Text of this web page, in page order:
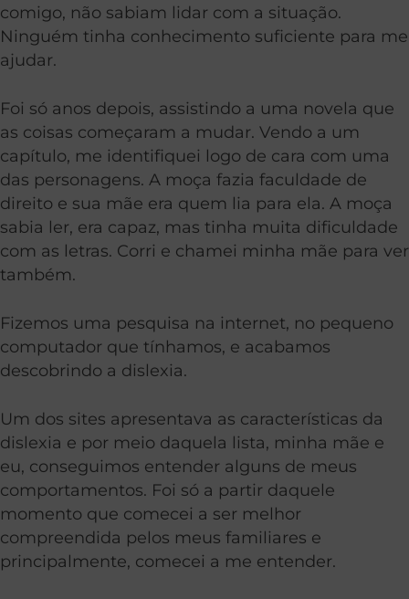
comigo, não sabiam lidar com a situação.
Ninguém tinha conhecimento suficiente para me
ajudar.
Foi só anos depois, assistindo a uma novela que
as coisas começaram a mudar. Vendo a um
capítulo, me identifiquei logo de cara com uma
das personagens. A moça fazia faculdade de
direito e sua mãe era quem lia para ela. A moça
sabia ler, era capaz, mas tinha muita dificuldade
com as letras. Corri e chamei minha mãe para ver
também.
Fizemos uma pesquisa na internet, no pequeno
computador que tínhamos, e acabamos
descobrindo a dislexia.
Um dos sites apresentava as características da
dislexia e por meio daquela lista, minha mãe e
eu, conseguimos entender alguns de meus
comportamentos. Foi só a partir daquele
momento que comecei a ser melhor
compreendida pelos meus familiares e
principalmente, comecei a me entender.